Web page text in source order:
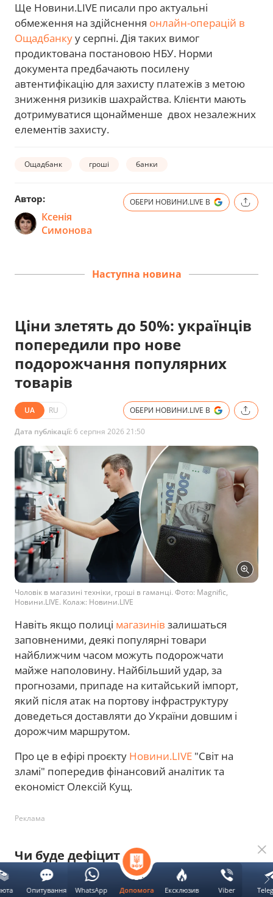
Ще Новини.LIVE писали про актуальні
обмеження на здійснення онлайн-операцій в
Ощадбанкуу серпні. Дія таких вимог
продиктована постановою НБУ. Норми
документа предбачають посилену
автентифікацію для захисту платежів з метою
зниження ризиків шахрайства. Клієнти мають
дотримуватися щонайменше двох незалежних
елементів захисту.
Ощадбанк гроші банки
Автор:
Ксенія
Симонова
ОБЕРИ НОВИНИ.LIVE В
Наступна новина
Ціни злетять до 50%: українців
попередили про нове
подорожчання популярних
товарів
UA RU ОБЕРИ НОВИНИ.LIVE В
Дата публікації: 6 серпня 2026 21:50
Чоловік в магазині техніки, гроші в гаманці. Фото: Magnific,
Новини.LIVE. Колаж: Новини.LIVE
Навіть якщо полиці магазинів залишаться
заповненими, деякі популярні товари
найближчим часом можуть подорожчати
майже наполовину. Найбільший удар, за
прогнозами, припаде на китайський імпорт,
який після атак на портову інфраструктуру
доведеться доставляти до України довшим і
дорожчим маршрутом.
Про це в ефірі проєкту Новини.LIVE "Світ на
зламі" попередив фінансовий аналітик та
економіст Олексій Кущ.
Реклама
Чи буде дефіцит
За словами експерта, російські удари по
Допомога Ексклюзив Viber
Опитування WhatsApp